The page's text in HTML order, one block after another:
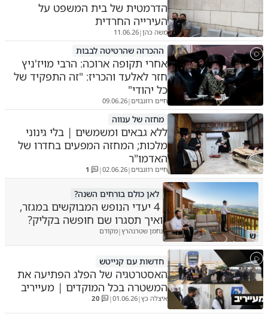
הדרמטית של בית המשפט על
העירייה החרדית
משה כהן|
11.06.26
ההכרזה שהרטיטה לבבות
אחרי תקופה ארוכה: הרבי מויז'ניץ
חזר לאלעד והכריז: "זה התפקיד של
כל יהודי"
חיים רוזנבוים|
09.06.26
מחזה של ענווה
ללא גבאים ומשמשים | בלי גינוני
מלכות; המחזה המפעים בחדרו של
האדמו"ר
חיים רוזנבוים|
02.06.26
|
1
ש
לאן כולם בורחים השנה?
4 יעדי הנופש המבוקשים במגזר,
ואיך תסגרו שם חופשה בקליק?
נחמן שטרנהרץ|מקודם
חדשות עם קנייטש
האסטרטגיה של הפלג הפתיעה את
המשטרה בכל המוקדים | מעייריב
איצלה כץ|
01.06.26
|
20